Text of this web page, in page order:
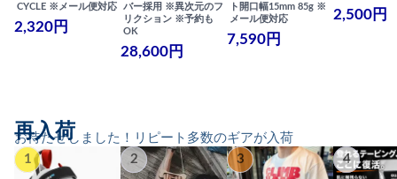
CYCLE ※メール便対応
2,320円
バー採用 ※異次元のフ
リクション ※予約も
OK
28,600円
ト開口幅15mm 85g ※
メール便対応
7,590円
2,500円
お待たせしました！リピート多数のギアが入荷
再入荷
1 2 3 4